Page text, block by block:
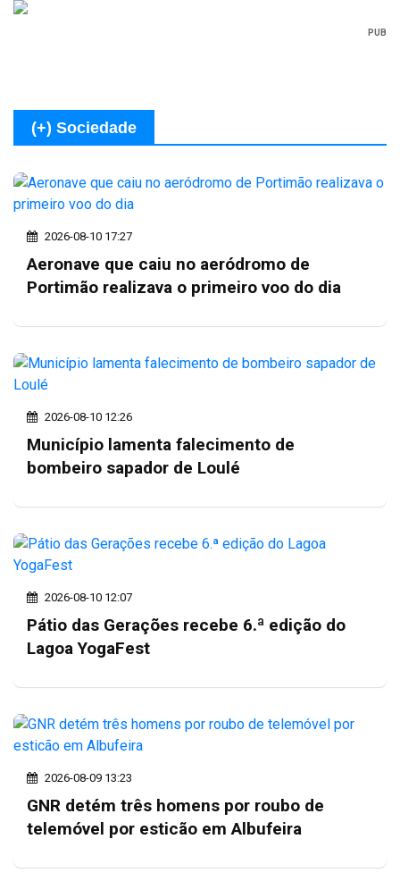
PUB
(+) Sociedade
2026-08-10 17:27
Aeronave que caiu no aeródromo de
Portimão realizava o primeiro voo do dia
2026-08-10 12:26
Município lamenta falecimento de
bombeiro sapador de Loulé
2026-08-10 12:07
Pátio das Gerações recebe 6.ª edição do
Lagoa YogaFest
2026-08-09 13:23
GNR detém três homens por roubo de
telemóvel por esticão em Albufeira